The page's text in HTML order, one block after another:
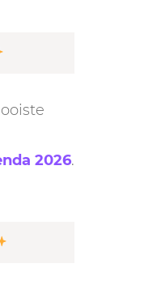
2026.